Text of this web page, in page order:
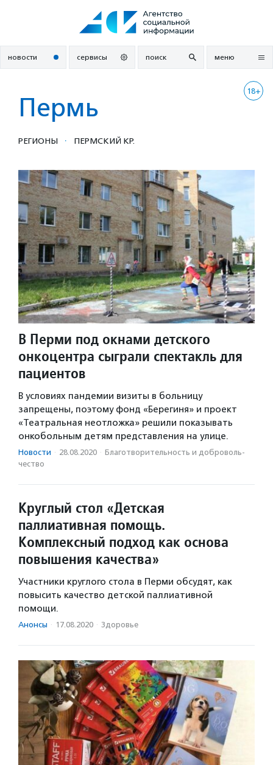
новости сервисы поиск меню
18+
Пермь
РЕГИОНЫ · ПЕРМСКИЙ КР.
В Перми под окнами детского
онкоцентра сыграли спектакль для
пациентов
В условиях пандемии визиты в больницу
запрещены, поэтому фонд «Берегиня» и проект
«Театральная неотложка» решили показывать
онкобольным детям представления на улице.
Новости · 28.08.2020 · Благотвори­тель­ность и доброволь­
чест­во
Круглый стол «Детская
паллиативная помощь.
Комплексный подход как основа
повышения качества»
Участники круглого стола в Перми обсудят, как
повысить качество детской паллиативной
помощи.
Анонсы · 17.08.2020 · Здоровье